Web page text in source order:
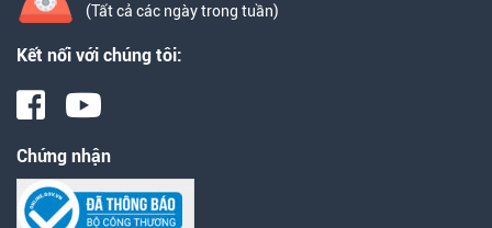
(Tất cả các ngày trong tuần)
Kết nối với chúng tôi:
Chứng nhận